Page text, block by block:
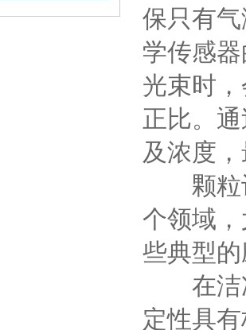
保只有
学传感
光束时
正比。
及浓度
颗粒计
个领域
些典型
在洁净
定性具